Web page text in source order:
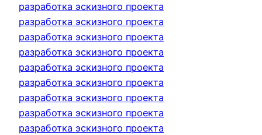
разработка эскизного проекта
разработка эскизного проекта
разработка эскизного проекта
разработка эскизного проекта
разработка эскизного проекта
разработка эскизного проекта
разработка эскизного проекта
разработка эскизного проекта
разработка эскизного проекта